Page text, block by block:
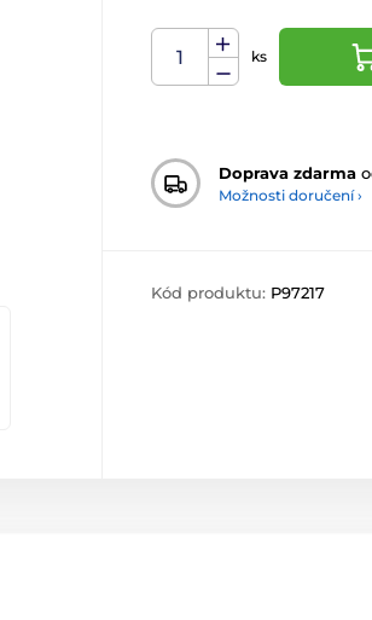
ks
Doprava zdarma
Možnosti doručení ›
Kód produktu: P97217